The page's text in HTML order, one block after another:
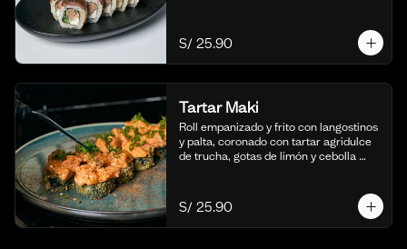
S/ 25.90
Tartar Maki
Roll empanizado y frito con langostinos
y palta, coronado con tartar agridulce
de trucha, gotas de limón y cebolla
S/ 25.90